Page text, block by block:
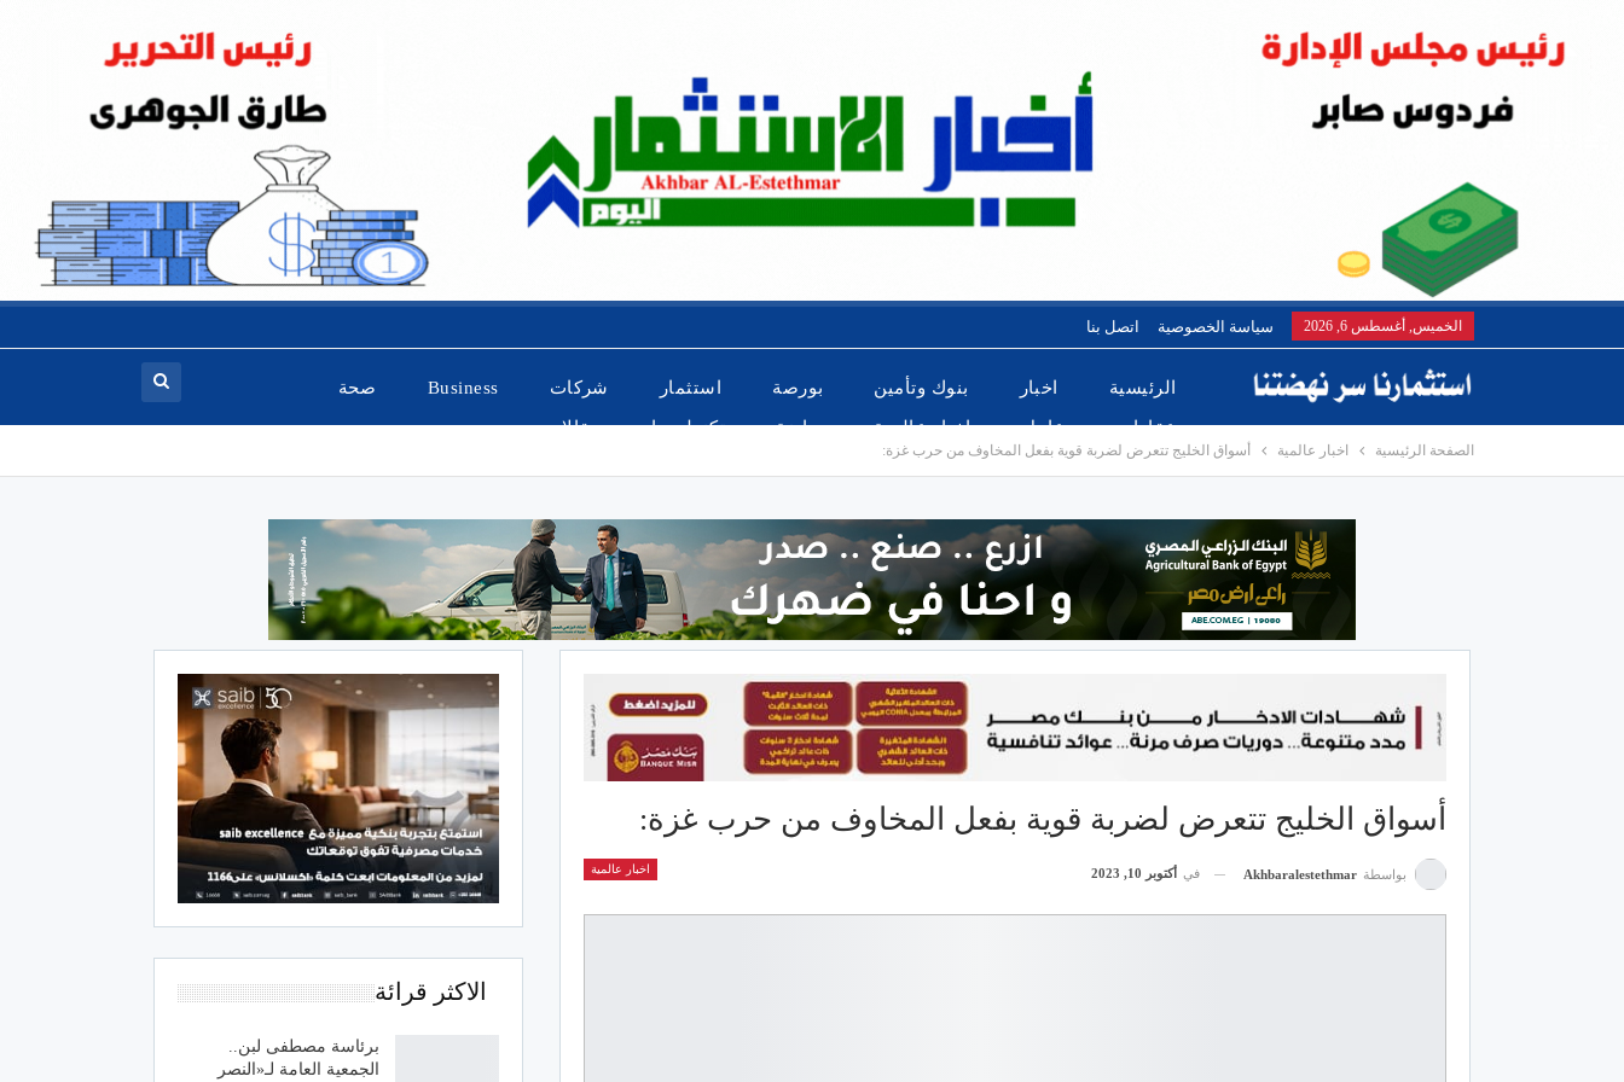
الخميس, أغسطس 6, 2026 سياسة الخصوصية اتصل بنا
الرئيسية اخبار بنوك وتأمين بورصة استثمار شركات Business صحة
عقارات عاجل اخبار عالمية رياضة تكنولوجيا مقالات
الصفحة الرئيسية اخبار عالمية أسواق الخليج تتعرض لضربة قوية بفعل المخاوف من حرب غزة:
أسواق الخليج تتعرض لضربة قوية بفعل المخاوف من حرب غزة:
اخبار عالمية بواسطة Akhbaralestethmar في أكتوبر 10, 2023
الاكثر قرائة
برئاسة مصطفى لبن..
الجمعية العامة لـ«النصر